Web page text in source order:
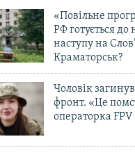
«Повільне
РФ готується до
наступу на
Краматорськ?
Чоловік
фронт. «Це
операторка FPV